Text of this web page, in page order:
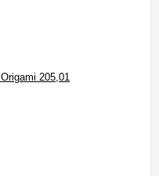
205,01